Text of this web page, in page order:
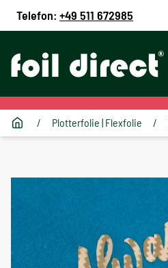
Telefon: +49 511 672985
/ Plotterfolie | Flexfolie /